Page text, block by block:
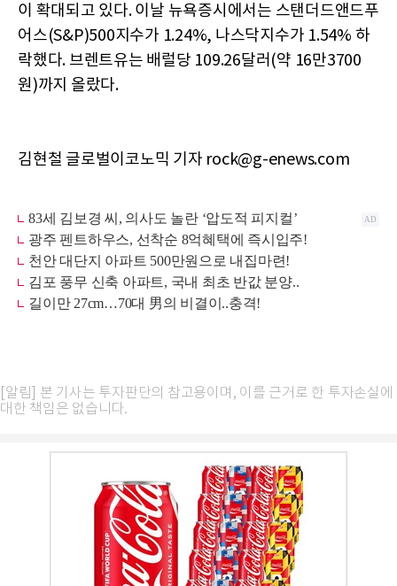
이 확대되고 있다. 이날 뉴욕증시에서는 스탠더드앤드푸
어스(S&P)500지수가 1.24%, 나스닥지수가 1.54% 하
락했다. 브렌트유는 배럴당 109.26달러(약 16만3700
원)까지 올랐다.
김현철 글로벌이코노믹 기자 rock@g-enews.com
[알림] 본 기사는 투자판단의 참고용이며, 이를 근거로 한 투자손실에
대한 책임은 없습니다.